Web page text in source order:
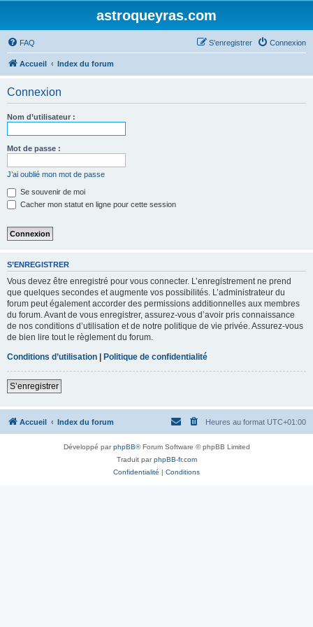
astroqueyras.com
FAQ Connexion
S’enregistrer
Accueil Index du forum
Connexion
Nom d’utilisateur :
Mot de passe :
J’ai oublié mon mot de passe
Se souvenir de moi
Cacher mon statut en ligne pour cette session
S’ENREGISTRER
Vous devez être enregistré pour vous connecter. L’enregistrement ne prend
que quelques secondes et augmente vos possibilités. L’administrateur du
forum peut également accorder des permissions additionnelles aux membres
du forum. Avant de vous enregistrer, assurez-vous d’avoir pris connaissance
de nos conditions d’utilisation et de notre politique de vie privée. Assurez-vous
de bien lire tout le règlement du forum.
Conditions d’utilisation | Politique de confidentialité
S’enregistrer
Accueil Index du forum Heures au format UTC+01:00
Développé parphpBB® Forum Software © phpBB Limited
Traduit parphpBB-fr.com
Confidentialité | Conditions